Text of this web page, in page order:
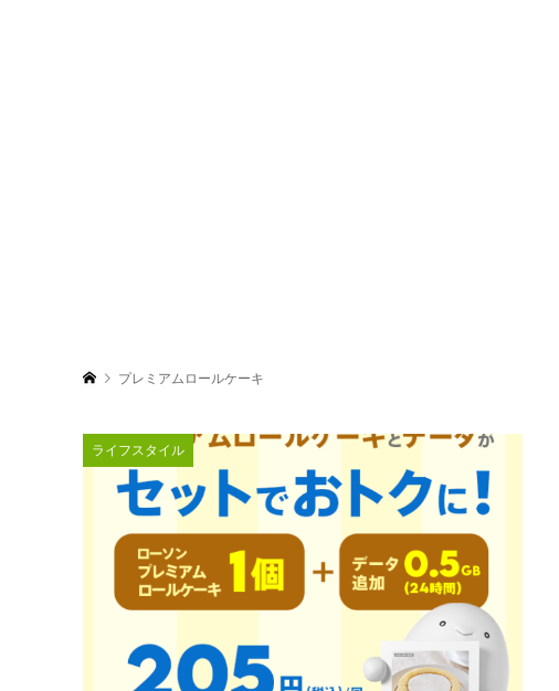
プレミアムロールケーキ
ライフスタイル